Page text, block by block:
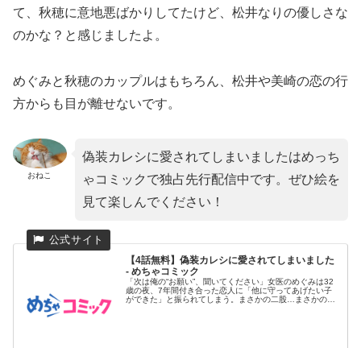
て、秋穂に意地悪ばかりしてたけど、松井なりの優しさな
のかな？と感じましたよ。
めぐみと秋穂のカップルはもちろん、松井や美崎の恋の行
方からも目が離せないです。
おねこ
偽装カレシに愛されてしまいましたはめっち
ゃコミックで独占先行配信中です。ぜひ絵を
見て楽しんでください！
【4話無料】偽装カレシに愛されてしまいました
- めちゃコミック
「次は俺の“お願い”、聞いてください」女医のめぐみは32
歳の夜、7年間付き合った恋人に「他に守ってあげたい子
ができた」と振られてしまう。まさかの二股…まさかの破